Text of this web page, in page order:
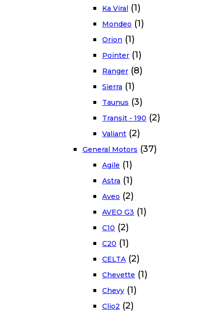
Ka Viral (1)
Mondeo (1)
Orion (1)
Pointer (1)
Ranger (8)
Sierra (1)
Taunus (3)
Transit - 190 (2)
Valiant (2)
General Motors (37)
Agile (1)
Astra (1)
Aveo (2)
AVEO G3 (1)
C10 (2)
C20 (1)
CELTA (2)
Chevette (1)
Chevy (1)
Clio2 (2)